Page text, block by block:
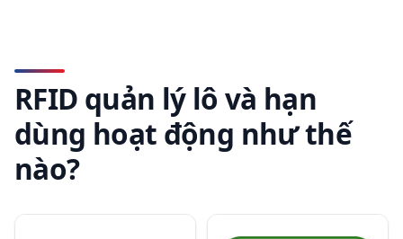
RFID quản lý lô và hạn
dùng hoạt động như thế
nào?